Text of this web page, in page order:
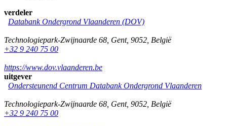
verdeler
Databank Ondergrond Vlaanderen (DOV)
Technologiepark-Zwijnaarde 68 Gent, 9052 België
+32 9 240 75 00
https://www.dov.vlaanderen.be
uitgever
Ondersteunend Centrum Databank Ondergrond Vlaanderen
Technologiepark-Zwijnaarde 68 Gent, 9052 België
+32 9 240 75 00